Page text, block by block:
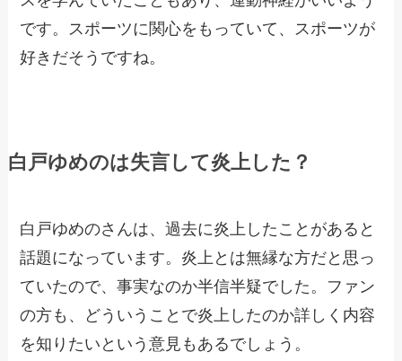
です。スポーツに関心をもっていて、スポーツが
好きだそうですね。
白戸ゆめのは失言して炎上した？
白戸ゆめのさんは、過去に炎上したことがあると
話題になっています。炎上とは無縁な方だと思っ
ていたので、事実なのか半信半疑でした。ファン
の方も、どういうことで炎上したのか詳しく内容
を知りたいという意見もあるでしょう。